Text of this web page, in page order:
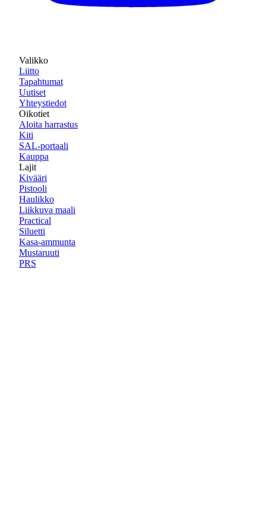
Valikko
Liitto
Tapahtumat
Uutiset
Yhteystiedot
Oikotiet
Aloita harrastus
Kiti
SAL-portaali
Kauppa
Lajit
Kivääri
Pistooli
Haulikko
Liikkuva maali
Practical
Siluetti
Kasa-ammunta
Mustaruuti
PRS